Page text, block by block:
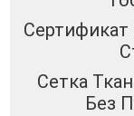
Сетка
Без